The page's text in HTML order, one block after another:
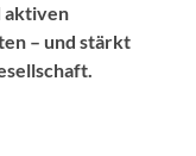
aktiven
– und stärkt